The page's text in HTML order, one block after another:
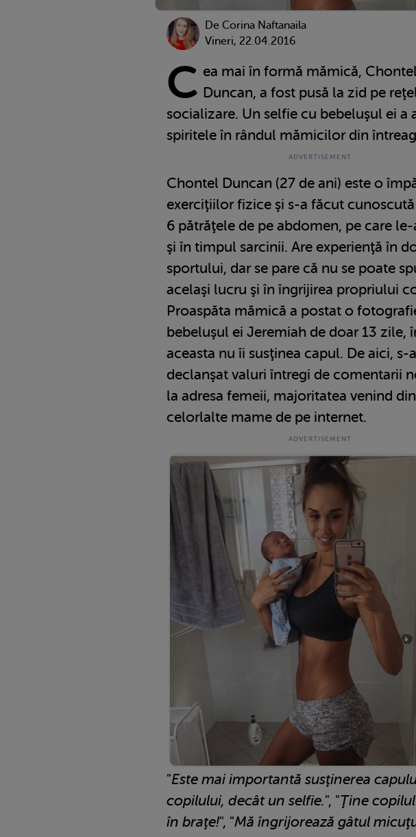
De Corina Naftanaila
Vineri, 22.04.2016
C ea mai în formă mămică, Chontel
Duncan, a fost pusă la zid pe
socializare. Un selfie cu bebeluşul ei a
spiritele în rândul mămicilor din
Chontel Duncan (27 de ani) este o
exerciţiilor fizice şi s-a făcut
6 pătrăţele de pe abdomen, pe care
şi în timpul sarcinii. Are experienţă în
sportului, dar se pare că nu se poate
acelaşi lucru şi în îngrijirea propriului
Proaspăta mămică a postat o
bebeluşul ei Jeremiah de doar 13 zile,
aceasta nu îi susţinea capul. De aici, s-
declanşat valuri întregi de comentarii
la adresa femeii, majoritatea venind
celorlalte mame de pe internet.
"Este mai importantă susţinerea
copilului, decât un selfie.", "Ţine
în braţe!", "Mă îngrijorează gâtul